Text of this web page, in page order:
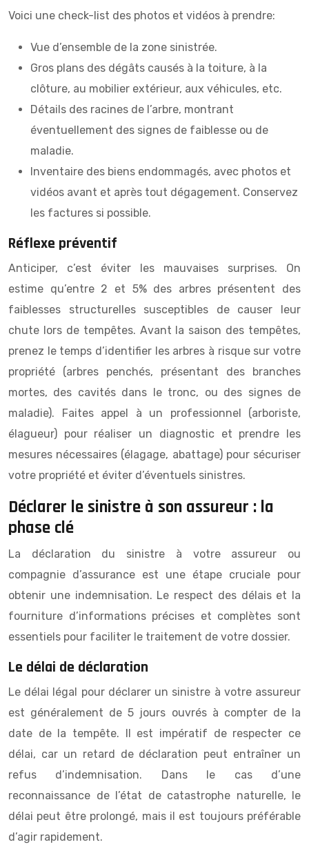
Voici une check-list des photos et vidéos à prendre:
Vue d’ensemble de la zone sinistrée.
Gros plans des dégâts causés à la toiture, à la
clôture, au mobilier extérieur, aux véhicules, etc.
Détails des racines de l’arbre, montrant
éventuellement des signes de faiblesse ou de
maladie.
Inventaire des biens endommagés, avec photos et
vidéos avant et après tout dégagement. Conservez
les factures si possible.
Réflexe préventif
Anticiper, c’est éviter les mauvaises surprises. On
estime qu’entre 2 et 5% des arbres présentent des
faiblesses structurelles susceptibles de causer leur
chute lors de tempêtes. Avant la saison des tempêtes,
prenez le temps d’identifier les arbres à risque sur votre
propriété (arbres penchés, présentant des branches
mortes, des cavités dans le tronc, ou des signes de
maladie). Faites appel à un professionnel (arboriste,
élagueur) pour réaliser un diagnostic et prendre les
mesures nécessaires (élagage, abattage) pour sécuriser
votre propriété et éviter d’éventuels sinistres.
Déclarer le sinistre à son assureur : la
phase clé
La déclaration du sinistre à votre assureur ou
compagnie d’assurance est une étape cruciale pour
obtenir une indemnisation. Le respect des délais et la
fourniture d’informations précises et complètes sont
essentiels pour faciliter le traitement de votre dossier.
Le délai de déclaration
Le délai légal pour déclarer un sinistre à votre assureur
est généralement de 5 jours ouvrés à compter de la
date de la tempête. Il est impératif de respecter ce
délai, car un retard de déclaration peut entraîner un
refus d’indemnisation. Dans le cas d’une
reconnaissance de l’état de catastrophe naturelle, le
délai peut être prolongé, mais il est toujours préférable
d’agir rapidement.